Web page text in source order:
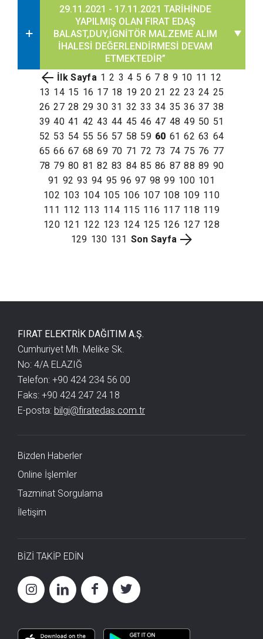
29.11.2021 - 17.11.2021 TARİHİNDE
YAPILMIŞ OLAN FIRAT EDAŞ
BALAST,DUY,İGNİTÖR MALZEME ALIM
İHALESİ DEĞERLENDİRMESİ DEVAM
ETMEKTEDİR”
İlk Sayfa 1 2 3 4 5 6 7 8 9 10 11 12
13 14 15 16 17 18 19 20 21 22 23 24 25
26 27 28 29 30 31 32 33 34 35 36 37 38
39 40 41 42 43 44 45 46 47 48 49 50 51
52 53 54 55 56 57 58 59 60 61 62 63 64
65 66 67 68 69 70 71 72 73 74 75 76 77
78 79 80 81 82 83 84 85 86 87 88 89 90
91 92 93 94 95 96 97 98 99 100 101
102 103 104 105 106 107 108 109 110
111 112 113 114 115 116 117 118 119
120 121 122 123 124 125 126 127 128
129 130 131 Son Sayfa
FIRAT ELEKTRİK DAĞITIM A.Ş.
Cumhuriyet Mh. Melike Sk.
No: 4/A ELAZIĞ
Telefon: +90 424 234 56 00
Faks: +90 424 247 24 18
E-posta: bilgi@firatedas.com.tr
Bizden Haberler
Online İşlemler
Tazminat Sorgulama
İletişim
BİZİ TAKİP EDİN